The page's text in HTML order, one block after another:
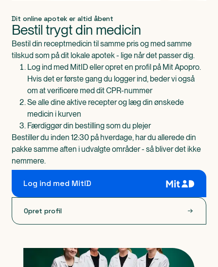
Dit online apotek er altid åbent
Bestil trygt din medicin
Bestil din receptmedicin til samme pris og med samme
tilskud som på dit lokale apotek - lige når det passer dig.
Log ind med MitID eller opret en profil på Mit Apopro.
Hvis det er første gang du logger ind, beder vi også
om at verificere med dit CPR-nummer
Se alle dine aktive recepter og læg din ønskede
medicin i kurven
Færdiggør din bestilling som du plejer
Bestiller du inden 12:30 på hverdage, har du allerede din
pakke samme aften i udvalgte områder - så bliver det ikke
nemmere.
Log ind med MitID
Opret profil